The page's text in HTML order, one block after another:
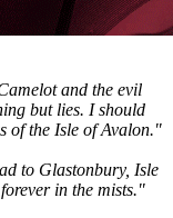
and the evil
but lies. I should
of the Isle of Avalon."
to Glastonbury, Isle
in the mists."